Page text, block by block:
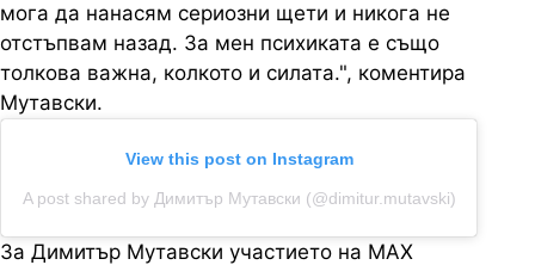
мога да нанасям сериозни щети и никога не
отстъпвам назад. За мен психиката е също
толкова важна, колкото и силата.", коментира
Мутавски.
View this post on Instagram
A post shared by Димитър Мутавски (@dimitur.mutavski)
За Димитър Мутавски участието на MAX